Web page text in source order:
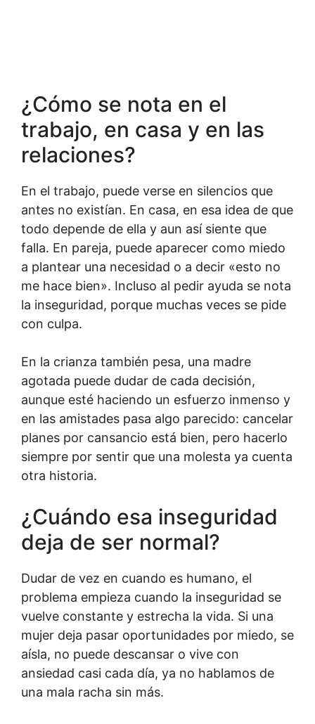
¿Cómo se nota en el
trabajo, en casa y en las
relaciones?
En el trabajo, puede verse en silencios que
antes no existían. En casa, en esa idea de que
todo depende de ella y aun así siente que
falla. En pareja, puede aparecer como miedo
a plantear una necesidad o a decir «esto no
me hace bien». Incluso al pedir ayuda se nota
la inseguridad, porque muchas veces se pide
con culpa.
En la crianza también pesa, una madre
agotada puede dudar de cada decisión,
aunque esté haciendo un esfuerzo inmenso y
en las amistades pasa algo parecido: cancelar
planes por cansancio está bien, pero hacerlo
siempre por sentir que una molesta ya cuenta
otra historia.
¿Cuándo esa inseguridad
deja de ser normal?
Dudar de vez en cuando es humano, el
problema empieza cuando la inseguridad se
vuelve constante y estrecha la vida. Si una
mujer deja pasar oportunidades por miedo, se
aísla, no puede descansar o vive con
ansiedad casi cada día, ya no hablamos de
una mala racha sin más.